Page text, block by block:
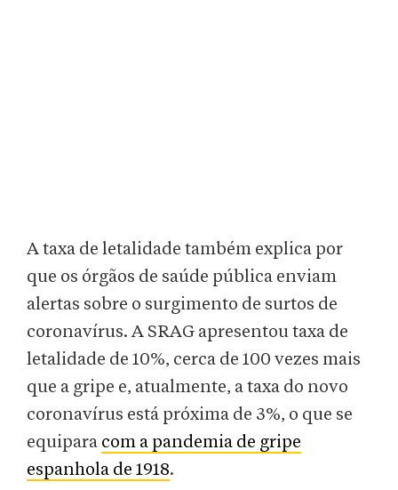
A taxa de letalidade também explica por
que os órgãos de saúde pública enviam
alertas sobre o surgimento de surtos de
coronavírus. A SRAG apresentou taxa de
letalidade de 10%, cerca de 100 vezes mais
que a gripe e, atualmente, a taxa do novo
coronavírus está próxima de 3%, o que se
equipara com a pandemia de gripe
espanhola de 1918.